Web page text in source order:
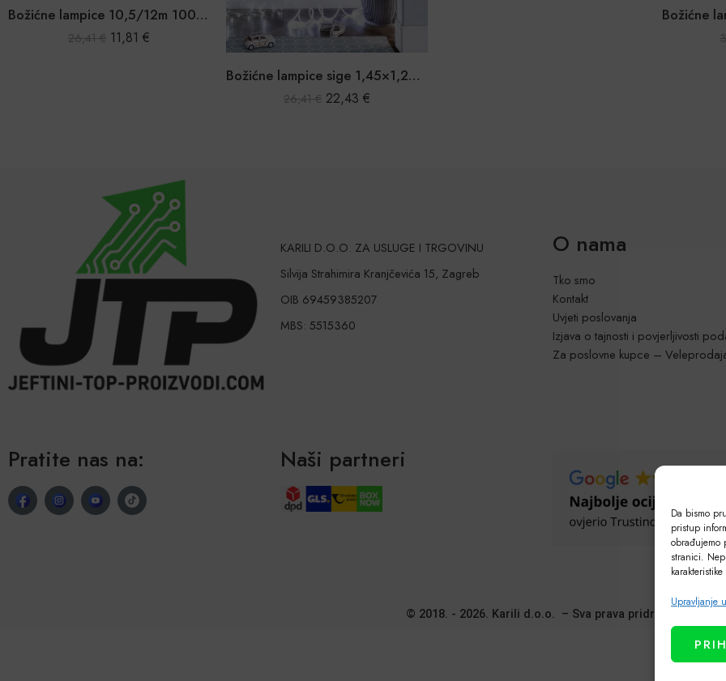
Da bismo
pristup
obrađujemo
stranici.
Upravljanje
KARILI D.O.O. ZA USLUGE I TRGOVINU
Silvija Strahimira Kranjčevića 15, Zagreb
OIB 69459385207
MBS: 5515360
O nama
Tko smo
Kontakt
Uvjeti poslovanja
Izjava o tajnosti i povjerljivosti
Za poslovne kupce –
Pratite nas na: Naši partneri
© 2018. - 2026. Karili d.o.o. – Sva prava pridržana!